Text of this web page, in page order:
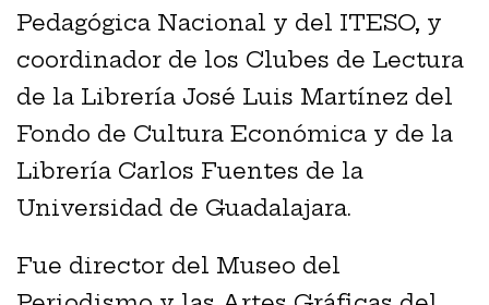
Pedagógica Nacional y del ITESO, y
coordinador de los Clubes de Lectura
de la Librería José Luis Martínez del
Fondo de Cultura Económica y de la
Librería Carlos Fuentes de la
Universidad de Guadalajara.
Fue director del Museo del